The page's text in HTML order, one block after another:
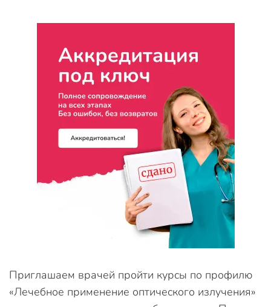
Приглашаем врачей пройти курсы по профилю
«Лечебное применение оптического излучения»